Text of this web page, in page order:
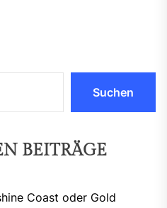
Suchen
BEITRÄGE
Coast oder Gold